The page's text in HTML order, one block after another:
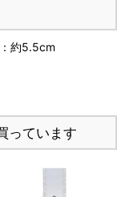
約5.5cm
っています